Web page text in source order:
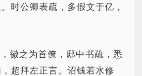
时公卿表疏，多假文于亿，
徽之为首僚，邸中书疏，悉
超拜左正言。诏钱若水修